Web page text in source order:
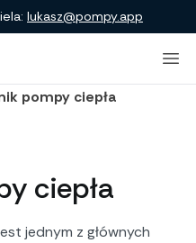
lukasz@pompy.app
pompy ciepła
ciepła
jednym z głównych